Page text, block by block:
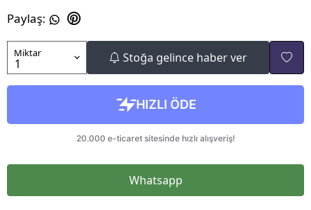
Paylaş:
Miktar Stoğa gelince haber ver
Whatsapp